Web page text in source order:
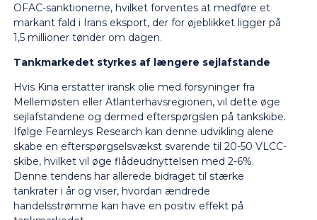
OFAC-sanktionerne, hvilket forventes at medføre et
markant fald i Irans eksport, der forøjeblikket ligger på
1,5 millioner tønder om dagen.
Tankmarkedet styrkes af længere sejlafstande
Hvis Kina erstatter iransk olie med forsyninger fra
Mellemøsten eller Atlanterhavsregionen, vil dette øge
sejlafstandene og dermed efterspørgslen på tankskibe.
Ifølge FearnleysResearch kan denne udvikling alene
skabe en efterspørgselsvækst svarende til 20-50 VLCC-
skibe, hvilket vil øge flådeudnyttelsen med 2-6%.
Denne tendens har allerede bidraget til stærke
tankrater i år og viser, hvordan ændrede
handelsstrømme kan have en positiv effekt på